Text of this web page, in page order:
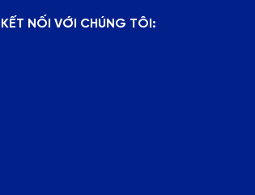
KẾT NỐI VỚI CHÚNG TÔI: